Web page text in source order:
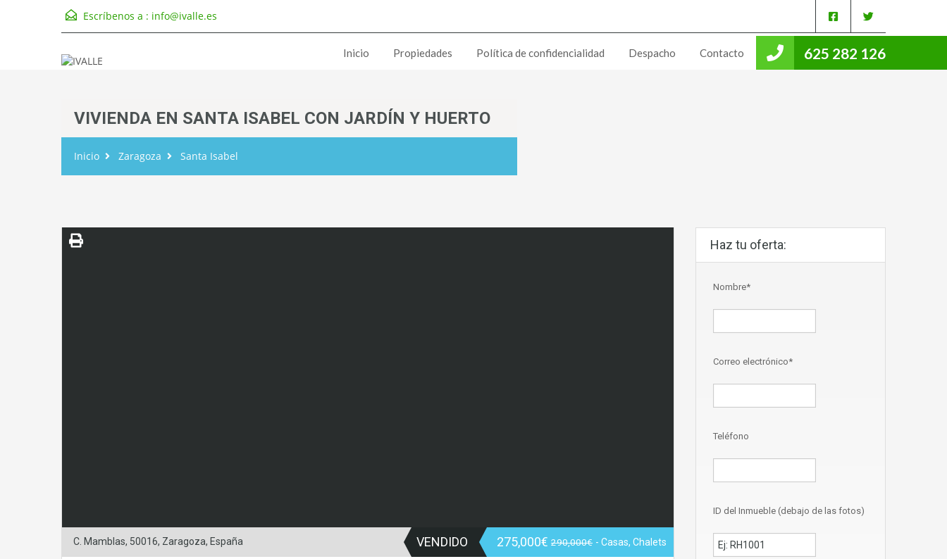
Escríbenos a : info@ivalle.es
625 282 126
Inicio Propiedades Política de confidencialidad Despacho Contacto
VIVIENDA EN SANTA ISABEL CON JARDÍN Y HUERTO
Inicio Zaragoza Santa Isabel
C. Mamblas, 50016, Zaragoza, España VENDIDO 275,000€ 290,000€ - Casas, Chalets
Haz tu oferta:
Nombre*
Correo electrónico*
Teléfono
ID del Inmueble (debajo de las fotos)